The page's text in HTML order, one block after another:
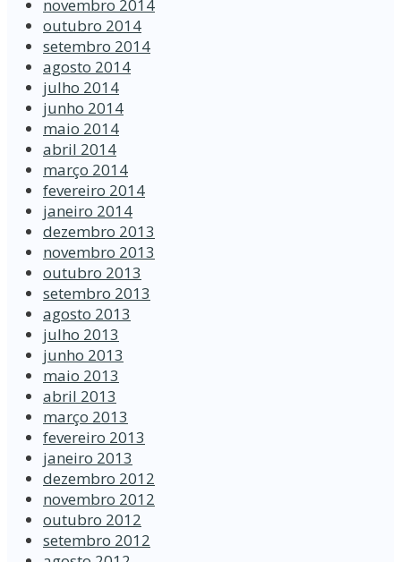
novembro 2014
outubro 2014
setembro 2014
agosto 2014
julho 2014
junho 2014
maio 2014
abril 2014
março 2014
fevereiro 2014
janeiro 2014
dezembro 2013
novembro 2013
outubro 2013
setembro 2013
agosto 2013
julho 2013
junho 2013
maio 2013
abril 2013
março 2013
fevereiro 2013
janeiro 2013
dezembro 2012
novembro 2012
outubro 2012
setembro 2012